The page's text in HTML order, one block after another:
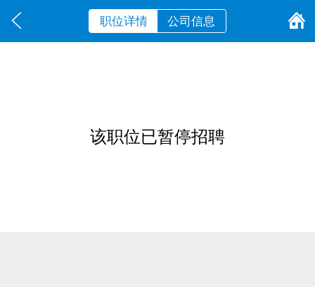
职位详情 公司信息
该职位已暂停招聘